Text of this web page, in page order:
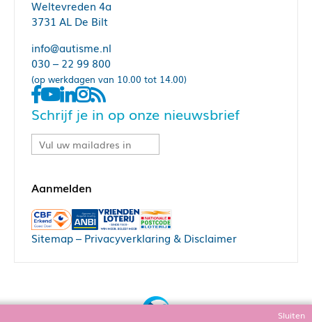
Weltevreden 4a
3731 AL De Bilt
info@autisme.nl
030 – 22 99 800
(op werkdagen van 10.00 tot 14.00)
Schrijf je in op onze nieuwsbrief
Sitemap– Privacyverklaring & Disclaimer
Sluiten